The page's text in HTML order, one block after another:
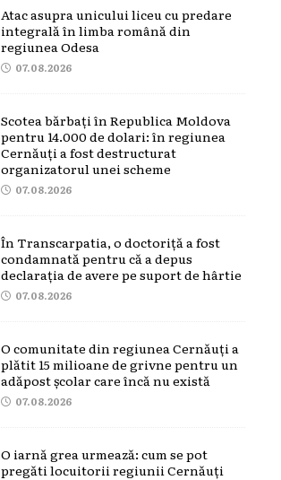
Atac asupra unicului liceu cu predare
integrală în limba română din
regiunea Odesa
07.08.2026
Scotea bărbați în Republica Moldova
pentru 14.000 de dolari: în regiunea
Cernăuți a fost destructurat
organizatorul unei scheme
07.08.2026
În Transcarpatia, o doctoriță a fost
condamnată pentru că a depus
declarația de avere pe suport de hârtie
07.08.2026
O comunitate din regiunea Cernăuți a
plătit 15 milioane de grivne pentru un
adăpost școlar care încă nu există
07.08.2026
O iarnă grea urmează: cum se pot
pregăti locuitorii regiunii Cernăuți